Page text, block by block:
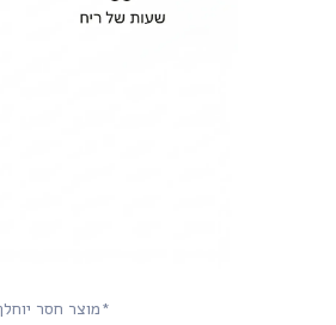
*מוצר חסר